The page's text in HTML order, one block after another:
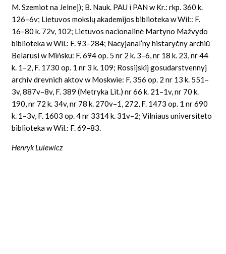
M. Szemiot na Jelnej); B. Nauk. PAU i PAN w Kr.: rkp. 360 k.
126–6v; Lietuvos mokslų akademijos biblioteka w Wil:: F.
16–80 k. 72v, 102; Lietuvos nacionalinė Martyno Mažvydo
biblioteka w Wil.: F. 93–284; Nacyjanal’ny histaryčny archiŭ
Belarusi w Mińsku: F. 694 op. 5 nr 2 k. 3–6, nr 18 k. 23, nr 44
k. 1–2, F. 1730 op. 1 nr 3 k. 109; Rossijskij gosudarstvennyj
archiv drevnich aktov w Moskwie: F. 356 op. 2 nr 13 k. 551–
3v, 887v–8v, F. 389 (Metryka Lit.) nr 66 k. 21–1v, nr 70 k.
190, nr 72 k. 34v, nr 78 k. 270v–1, 272, F. 1473 op. 1 nr 690
k. 1–3v, F. 1603 op. 4 nr 3314 k. 31v–2; Vilniaus universiteto
biblioteka w Wil.: F. 69–83.
Henryk Lulewicz